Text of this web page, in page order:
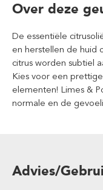
Over deze
De essentiële
en herstellen de huid
citrus worden subtiel
Kies voor een
elementen! Limes &
normale en de
Advies/